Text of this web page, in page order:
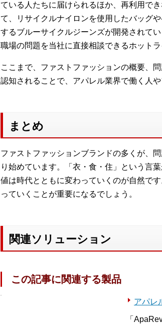
ている人たちに届けられるほか、再利用で
て、リサイクルナイロンを使用したバッグ
するブルーサイクルジーンズが開発されて
職場の問題を当社に直接相談できるホット
ここまで、ファストファッションの概要、
認知されることで、アパレル業界で働く人
まとめ
ファストファッションブランドの多くが、
り始めています。「衣・食・住」という言
値は時代とともに変わっていくのが自然で
っていくことが重要になるでしょう。
関連ソリューション
この記事に関連する製品
アパレ
「